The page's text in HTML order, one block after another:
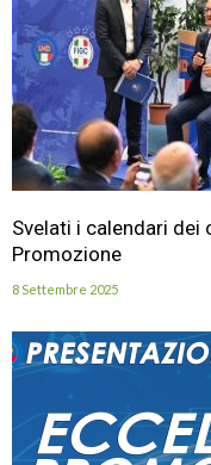
Svelati i calendari dei
Promozione
8 Settembre 2025